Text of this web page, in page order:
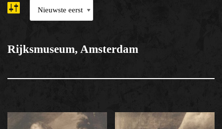
Rijksmuseum, Amsterdam